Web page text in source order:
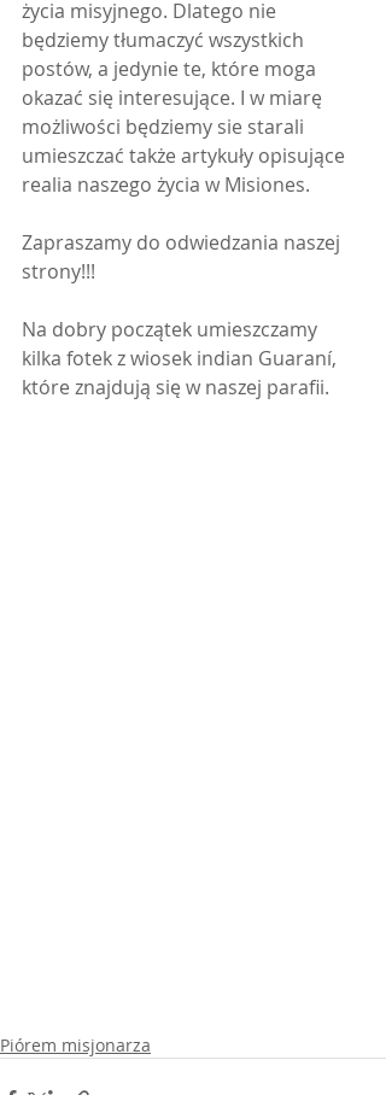
życia misyjnego. Dlatego nie
będziemy tłumaczyć wszystkich
postów, a jedynie te, które moga
okazać się interesujące. I w miarę
możliwości będziemy sie starali
umieszczać także artykuły opisujące
realia naszego życia w Misiones.
Zapraszamy do odwiedzania naszej
strony!!!
Na dobry początek umieszczamy
kilka fotek z wiosek indian Guaraní,
które znajdują się w naszej parafii.
Piórem misjonarza